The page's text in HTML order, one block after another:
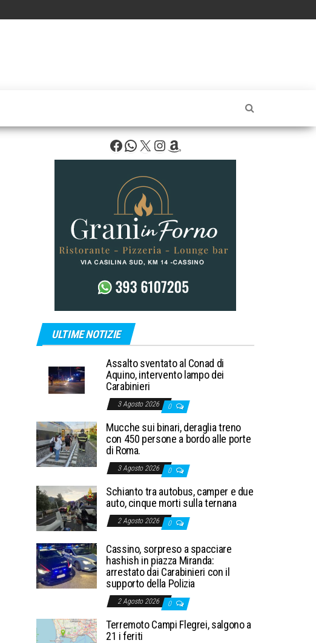
Facebook
WhatsApp
X Instagram
Amazon
ULTIME NOTIZIE
Assalto sventato al Conad di
Aquino, intervento lampo dei
Carabinieri
3 Agosto 2026 0
Mucche sui binari, deraglia treno
con 450 persone a bordo alle porte
di Roma.
3 Agosto 2026 0
Schianto tra autobus, camper e due
auto, cinque morti sulla ternana
2 Agosto 2026 0
Cassino, sorpreso a spacciare
hashish in piazza Miranda:
arrestato dai Carabinieri con il
supporto della Polizia
2 Agosto 2026 0
Terremoto Campi Flegrei, salgono a
21 i feriti